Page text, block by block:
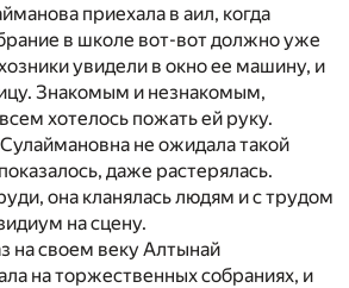
приехала в аил, когда
в школе вот-вот должно уже
увидели в окно ее машину, и
Знакомым и незнакомым,
хотелось пожать ей руку.
не ожидала такой
даже растерялась.
она кланялась людям и с трудом
на сцену.
на своем веку Алтынай
на торжественных собраниях, и